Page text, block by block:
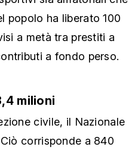
popolo ha liberato 100
a metà tra prestiti a
a fondo perso.
milioni
civile, il Nazionale
corrisponde a 840